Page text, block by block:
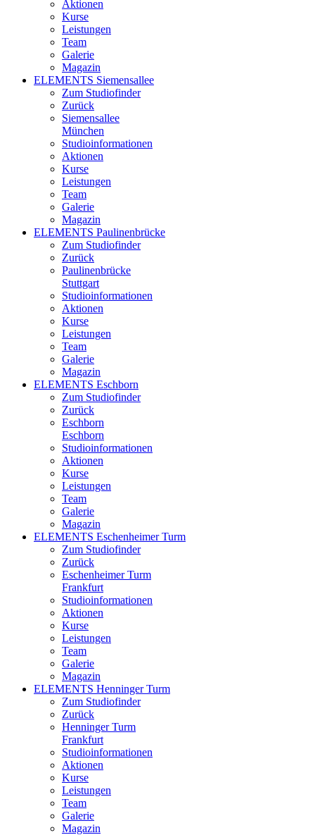
Aktionen
Kurse
Leistungen
Team
Galerie
Magazin
ELEMENTS Siemensallee
Zum Studiofinder
Zurück
Siemens­allee
München
Studioinformationen
Aktionen
Kurse
Leistungen
Team
Galerie
Magazin
ELEMENTS Paulinenbrücke
Zum Studiofinder
Zurück
Paulinen­brücke
Stuttgart
Studioinformationen
Aktionen
Kurse
Leistungen
Team
Galerie
Magazin
ELEMENTS Eschborn
Zum Studiofinder
Zurück
Esch­born
Eschborn
Studioinformationen
Aktionen
Kurse
Leistungen
Team
Galerie
Magazin
ELEMENTS Eschenheimer Turm
Zum Studiofinder
Zurück
Eschen­heimer Turm
Frankfurt
Studioinformationen
Aktionen
Kurse
Leistungen
Team
Galerie
Magazin
ELEMENTS Henninger Turm
Zum Studiofinder
Zurück
Henninger Turm
Frankfurt
Studioinformationen
Aktionen
Kurse
Leistungen
Team
Galerie
Magazin